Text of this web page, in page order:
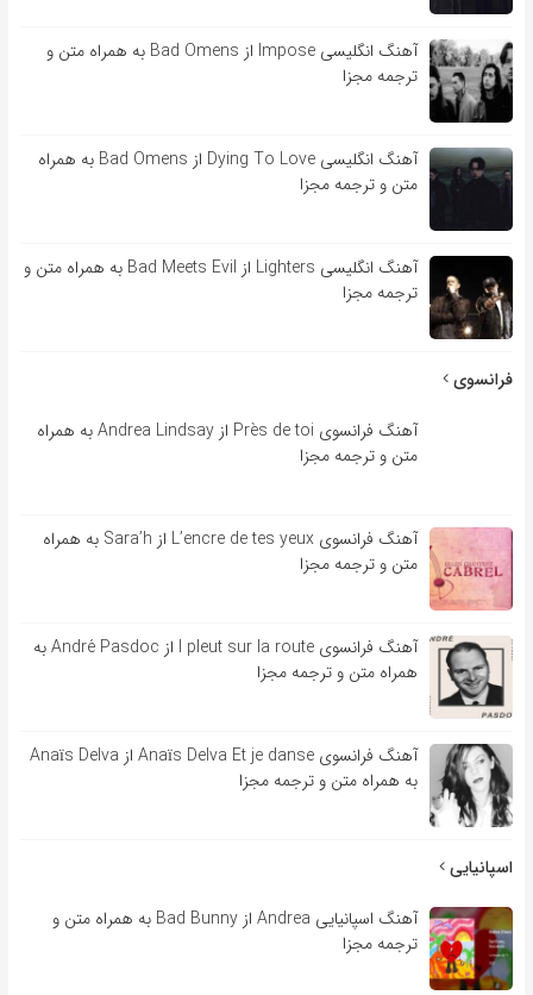
آهنگ انگلیسی Impose از Bad Omens به همراه متن و
ترجمه مجزا
آهنگ انگلیسی Dying To Love از Bad Omens به همراه
متن و ترجمه مجزا
آهنگ انگلیسی Lighters از Bad Meets Evil به همراه متن و
ترجمه مجزا
فرانسوی
آهنگ فرانسوی Près de toi از Andrea Lindsay به همراه
متن و ترجمه مجزا
آهنگ فرانسوی L’encre de tes yeux از Sara’h به همراه
متن و ترجمه مجزا
آهنگ فرانسوی l pleut sur la route از André Pasdoc به
همراه متن و ترجمه مجزا
آهنگ فرانسوی Anaïs Delva Et je danse از Anaïs Delva
به همراه متن و ترجمه مجزا
اسپانیایی
آهنگ اسپانیایی Andrea از Bad Bunny به همراه متن و
ترجمه مجزا